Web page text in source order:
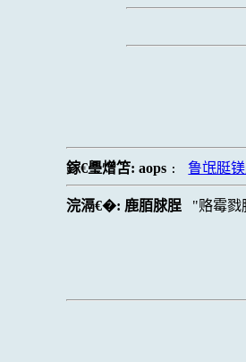
鎵€璺熷笘:aops : 鲁氓脡
浣滆€�: 鹿脜脙脭 赂霉戮